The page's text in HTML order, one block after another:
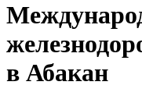
в Абакан